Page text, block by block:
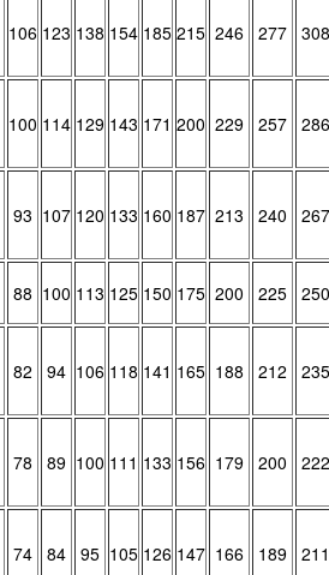
106 123 138 154 185 215 246 277 308
100 114 129 143 171 200 229 257 286
93 107 120 133 160 187 213 240 267
88 100 113 125 150 175 200 225 250
82 94 106 118 141 165 188 212 235
78 89 100 111 133 156 179 200 222
74 84 95 105 126 147 166 189 211